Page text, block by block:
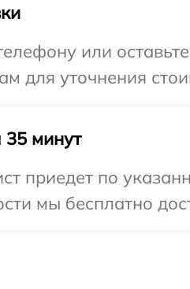
или
для уточнения
минут
приедет по
мы бесплатно